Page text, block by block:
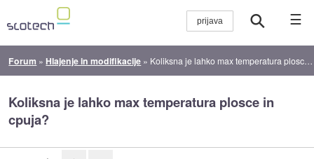
☰
Forum » Hlajenje in modifikacije » Koliksna je lahko max temperatura plosce in cpuja?
Koliksna je lahko max temperatura plosce in
cpuja?